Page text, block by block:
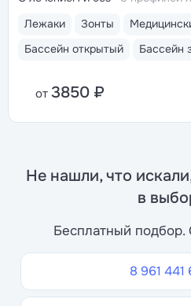
Лежаки Зонты
Бассейн открытый
Бассейн
от 3850 ₽
Не нашли, что
в
Бесплатный подбор.
8 961 441